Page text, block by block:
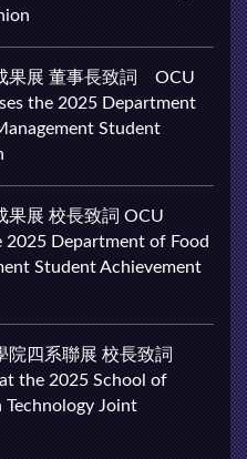
果展 董事長致詞 OCU
the 2025 Department
Student
果展 校長致詞 OCU
2025 Department of Food
Student Achievement
院四系聯展 校長致詞
at the 2025 School of
Technology Joint